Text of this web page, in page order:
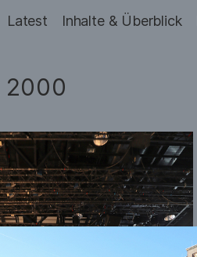
Startseite:
Latest Inhalte & Überblick
2000